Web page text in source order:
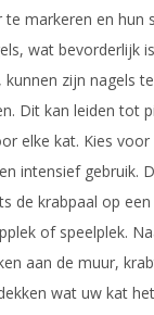
markeren en
wat bevorderlijk
zijn nagels
Dit kan leiden tot
elke kat. Kies
intensief
de krabpaal op
of speelplek.
aan de muur,
wat uw kat